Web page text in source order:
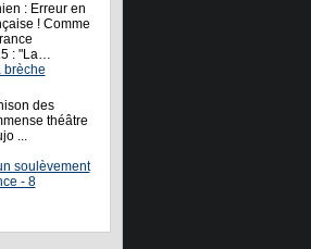
: Erreur en
! Comme
: "La…
brèche
des
théâtre
...
soulèvement
- 8